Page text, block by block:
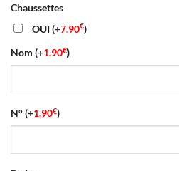
Chaussettes
OUI(+7.90€)
Nom (+1.90€)
N°(+1.90€)